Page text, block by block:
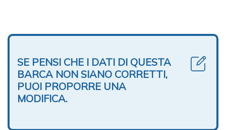
SE PENSI CHE I DATI DI QUESTA
BARCA NON SIANO CORRETTI,
PUOI PROPORRE UNA
MODIFICA.